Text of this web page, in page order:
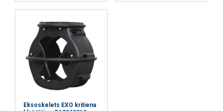
Eksoskelets EXO kritiena